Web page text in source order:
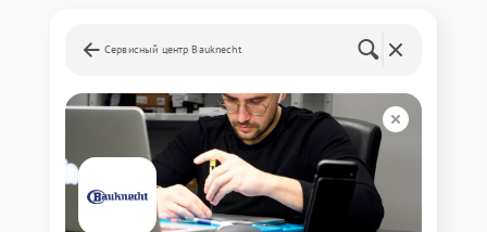
Сервисный центр Bauknecht